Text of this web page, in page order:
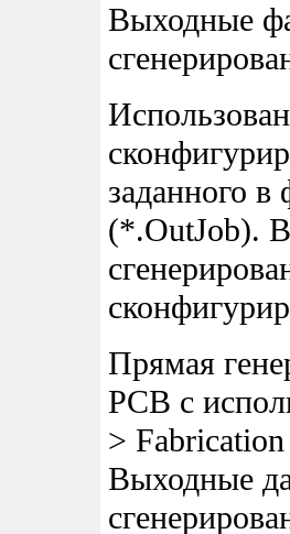
Выходные
заданного
(*.OutJob).
Прямая
PCB с
>
Выходные